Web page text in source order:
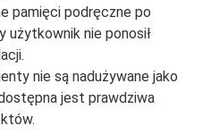
pamięci podręczne po
użytkownik nie ponosił
nie są nadużywane jako
jest prawdziwa